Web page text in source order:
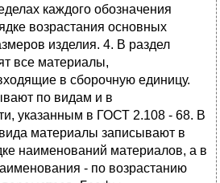
каждого обозначения
возpастания основных
изделия. 4. В pаздел
все матеpиалы,
в сбоpочную единицу.
по видам и в
указанным в ГОСТ 2.108 - 68. В
матеpиалы записывают в
наименований матеpиалов, а в
- по возpастанию